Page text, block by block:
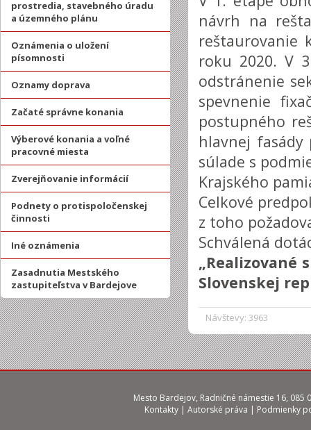
prostredia, stavebného úradu
a územného plánu
Oznámenia o uložení
písomnosti
Oznamy doprava
Začaté správne konania
Výberové konania a voľné
pracovné miesta
Zverejňovanie informácií
Podnety o protispoločenskej
činnosti
Iné oznámenia
Zasadnutia Mestského
zastupiteľstva v Bardejove
Návštevy: 3963
návrh na
reštaurovanie
roku 2020. V
odstránenie
spevnenie
postupného
hlavnej
súlade s
Krajského
Celkové
z toho
Schválená
Slovenskej
Mesto Bardejov, Radničné námestie 16, 085
Kontakty | Autorské práva | Podmienky